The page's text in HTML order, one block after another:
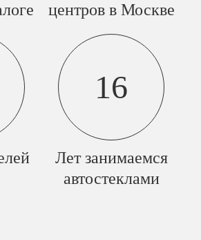
центров в Москве
16
Лет занимаемся
автостеклами